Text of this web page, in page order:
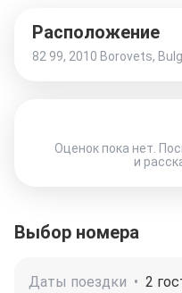
Расположение
82 99, 2010 Borovets,
Оценок пока нет.
и
Выбор номера
Даты поездки • 2